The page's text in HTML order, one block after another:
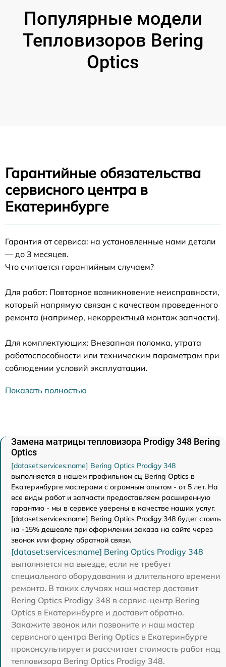
Популярные модели
Тепловизоров Bering
Optics
Гарантийные обязательства
сервисного центра в
Екатеринбурге
Гарантия от сервиса: на установленные нами детали
— до 3 месяцев.
Что считается гарантийным случаем?
Для работ: Повторное возникновение неисправности,
который напрямую связан с качеством проведенного
ремонта (например, некорректный монтаж запчасти).
Для комплектующих: Внезапная поломка, утрата
работоспособности или техническим параметрам при
соблюдении условий эксплуатации.
Показать полностью
Замена матрицы тепловизора Prodigy 348 Bering
Optics
[dataset:services:name] Bering Optics Prodigy 348
выполняется в нашем профильном сц Bering Optics в
Екатеринбурге мастерами с огромным опытом - от 5 лет. На
все виды работ и запчасти предоставляем расширенную
гарантию - мы в сервисе уверены в качестве наших услуг.
[dataset:services:name] Bering Optics Prodigy 348 будет стоить
на -15% дешевле при оформлении заказа на сайте через
звонок или форму обратной связи.
[dataset:services:name] Bering Optics Prodigy 348
выполняется на выезде, если не требует
специального оборудования и длительного времени
ремонта. В таких случаях наш мастер доставит
Bering Optics Prodigy 348 в сервис-центр Bering
Optics в Екатеринбурге и доставит обратно.
Закажите звонок или позвоните и наш мастер
сервисного центра Bering Optics в Екатеринбурге
проконсультирует и рассчитает стоимость работ над
тепловизора Bering Optics Prodigy 348.